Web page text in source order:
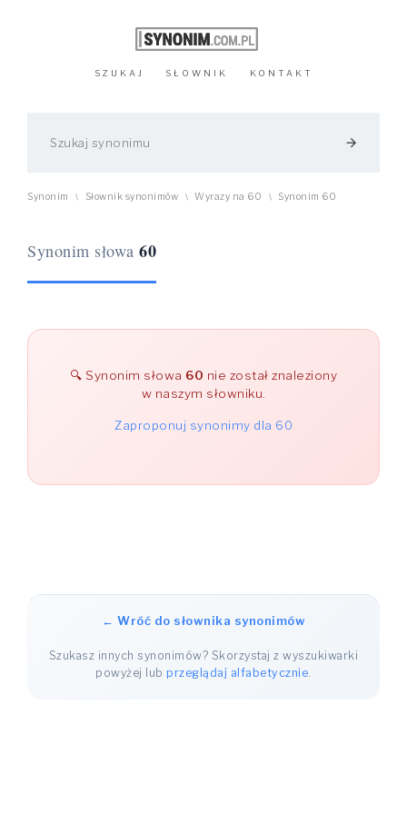
SZUKAJ SŁOWNIK KONTAKT
arrow_forward
Synonim \ Słownik synonimów \ Wyrazy na 60 \ Synonim 60
Synonim słowa 60
Synonim słowa 60 nie został znaleziony
w naszym słowniku.
Zaproponuj synonimy dla 60
← Wróć do słownika synonimów
Szukasz innych synonimów? Skorzystaj z wyszukiwarki
powyżej lubprzeglądaj alfabetycznie.